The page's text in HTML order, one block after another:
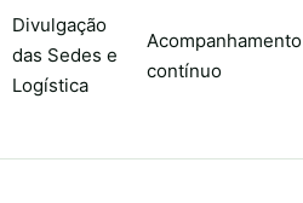
Divulgação
das Sedes e
Logística
Acompanhamento
contínuo